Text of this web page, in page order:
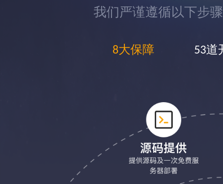
我们严谨遵循以下步
8大保障 53道